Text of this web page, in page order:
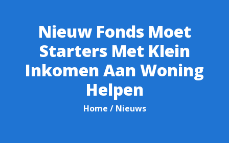
Nieuw Fonds Moet
Starters Met Klein
Inkomen Aan Woning
Helpen
Home / Nieuws